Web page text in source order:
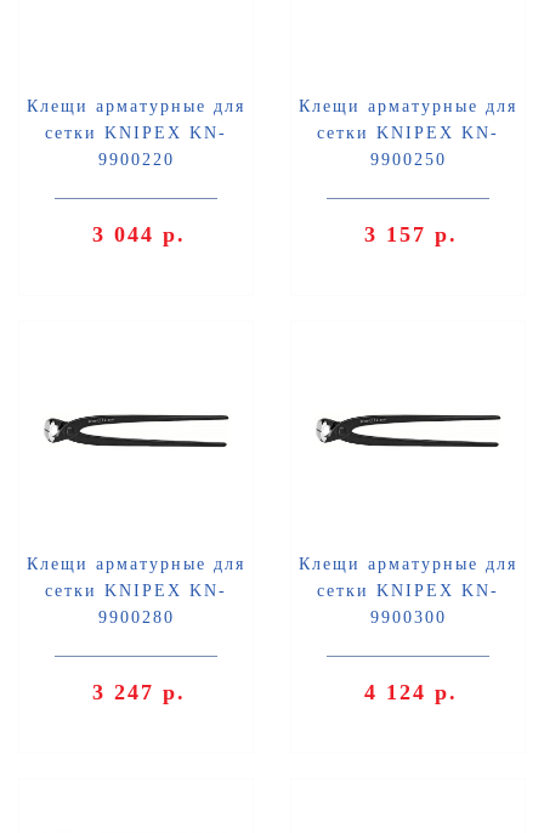
Клещи арматурные для
сетки KNIPEX KN-
9900220
3 044 р.
Клещи арматурные для
сетки KNIPEX KN-
9900250
3 157 р.
Клещи арматурные для
сетки KNIPEX KN-
9900280
3 247 р.
Клещи арматурные для
сетки KNIPEX KN-
9900300
4 124 р.